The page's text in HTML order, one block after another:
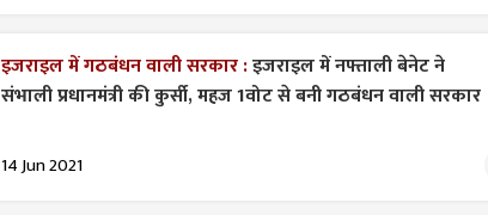
इजराइल में गठबंधन वाली सरकार :इजराइल में नफ्ताली बेनेट ने
संभाली प्रधानमंत्री की कुर्सी, महज 1वोट से बनी गठबंधन वाली सरकार
14 Jun 2021